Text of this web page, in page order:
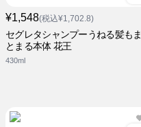
¥1,548(税込¥1,702.8)
セグレタシャンプーうねる髪もま
とまる本体 花王
430ml